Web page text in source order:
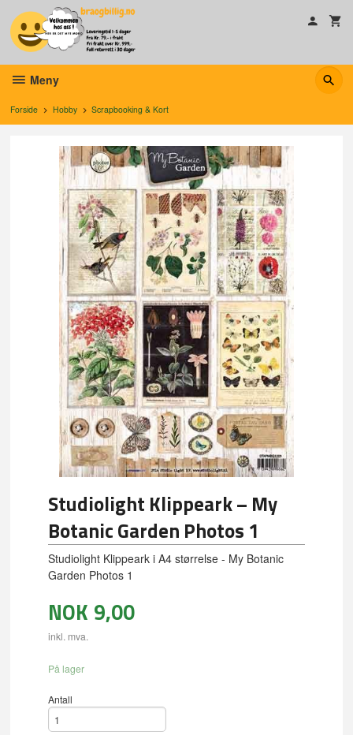
innholdet
Meny
Forside Hobby Scrapbooking & Kort
Studiolight Klippeark – My
Botanic Garden Photos 1
Studiolight Klippeark i A4 størrelse - My Botanic
Garden Photos 1
NOK 9,00
inkl. mva.
På lager
Antall